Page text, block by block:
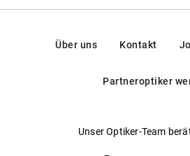
Über uns Kontakt
Partneroptiker
Unser Optiker-Team